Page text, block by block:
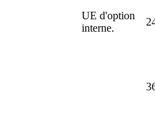
UE d'option
interne.